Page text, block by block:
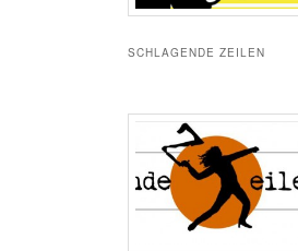
SCHLAGENDE ZEILEN